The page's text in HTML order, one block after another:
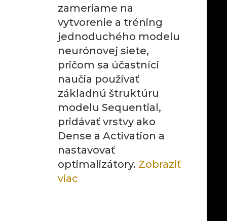
zameriame na
vytvorenie a tréning
jednoduchého modelu
neurónovej siete,
pričom sa účastníci
naučia používať
základnú štruktúru
modelu Sequential,
pridávať vrstvy ako
Dense a Activation a
nastavovať
optimalizátory. Zobraziť
viac